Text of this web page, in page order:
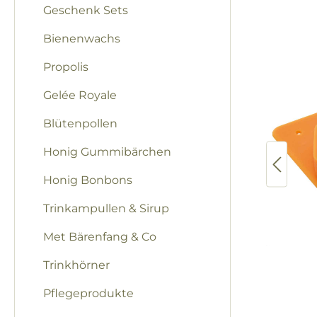
Geschenk Sets
Bienenwachs
Propolis
Gelée Royale
Blütenpollen
Honig Gummibärchen
Honig Bonbons
Trinkampullen & Sirup
Met Bärenfang & Co
Trinkhörner
Pflegeprodukte